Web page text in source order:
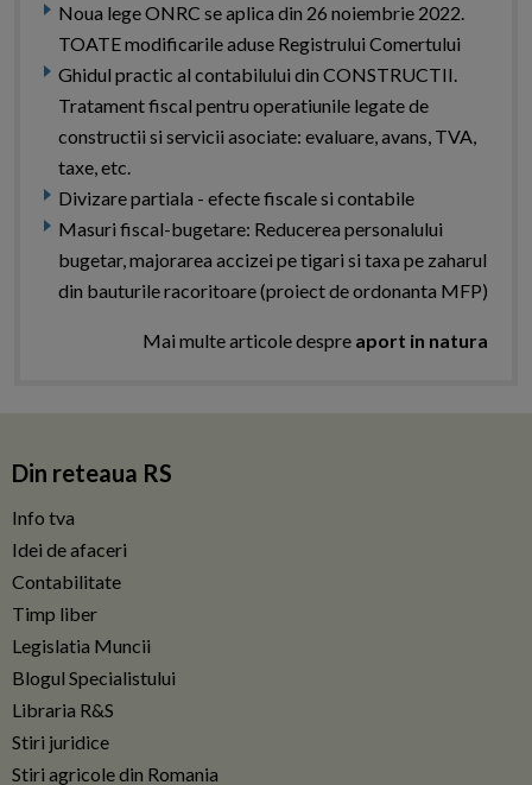
Noua lege ONRC se aplica din 26 noiembrie 2022.
TOATE modificarile aduse Registrului Comertului
Ghidul practic al contabilului din CONSTRUCTII.
Tratament fiscal pentru operatiunile legate de
constructii si servicii asociate: evaluare, avans, TVA,
taxe, etc.
Divizare partiala - efecte fiscale si contabile
Masuri fiscal-bugetare: Reducerea personalului
bugetar, majorarea accizei pe tigari si taxa pe zaharul
din bauturile racoritoare (proiect de ordonanta MFP)
Mai multe articole despre aport in natura
Din reteaua RS
Info tva
Idei de afaceri
Contabilitate
Timp liber
Legislatia Muncii
Blogul Specialistului
Libraria R&S
Stiri juridice
Stiri agricole din Romania